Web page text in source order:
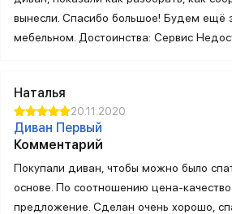
вынесли. Спасибо большое! Будем ещё
мебельном. Достоинства: Сервис
Наталья
20.11.2020
Диван Первый
Комментарий
Покупали диван, чтобы можно было
основе. По соотношению цена-
предложение. Сделан очень хорошо,